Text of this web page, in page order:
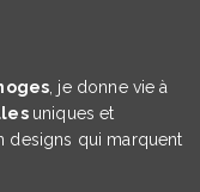
, je donne vie à
uniques et
designs qui marquent